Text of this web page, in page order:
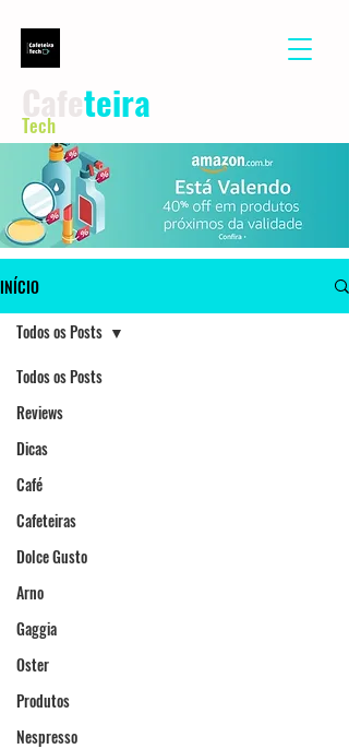
teira
Tech
INÍCIO
Todos os Posts
Reviews
Dicas
Café
Cafeteiras
Dolce Gusto
Arno
Gaggia
Oster
Produtos
Nespresso
Todos os Posts